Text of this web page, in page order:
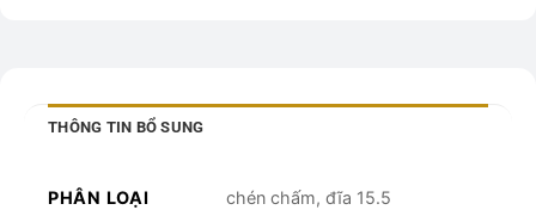
THÔNG TIN BỔ SUNG
PHÂN LOẠI chén chấm, đĩa 15.5